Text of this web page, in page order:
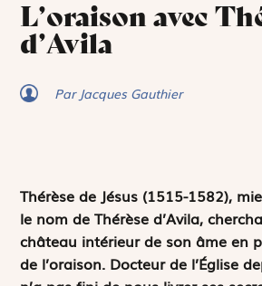
L’oraison avec
d’Avila
Par Jacques Gauthier
Thérèse de Jésus (1515-1582),
le nom de Thérèse d’Avila,
château intérieur de son âme en
de l’oraison. Docteur de l’Église